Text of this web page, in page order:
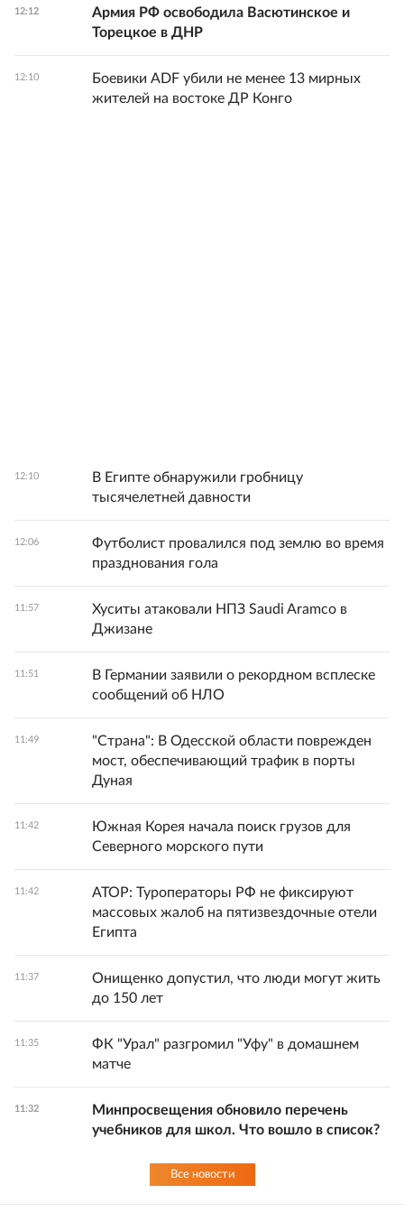
12:12
Армия РФ освободила Васютинское и
Торецкое в ДНР
12:10
Боевики ADF убили не менее 13 мирных
жителей на востоке ДР Конго
12:10
В Египте обнаружили гробницу
тысячелетней давности
12:06
Футболист провалился под землю во время
празднования гола
11:57
Хуситы атаковали НПЗ Saudi Aramco в
Джизане
11:51
В Германии заявили о рекордном всплеске
сообщений об НЛО
11:49
"Страна": В Одесской области поврежден
мост, обеспечивающий трафик в порты
Дуная
11:42
Южная Корея начала поиск грузов для
Северного морского пути
11:42
АТОР: Туроператоры РФ не фиксируют
массовых жалоб на пятизвездочные отели
Египта
11:37
Онищенко допустил, что люди могут жить
до 150 лет
11:35
ФК "Урал" разгромил "Уфу" в домашнем
матче
11:32
Минпросвещения обновило перечень
учебников для школ. Что вошло в список?
Все новости